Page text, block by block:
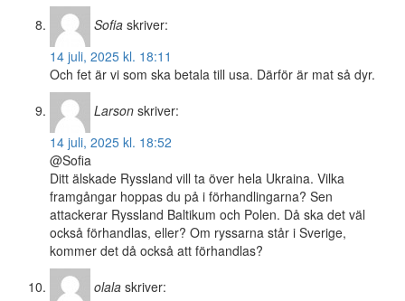
Sofia skriver:
14 juli, 2025 kl. 18:11
Och fet är vi som ska betala till usa. Därför är mat så dyr.
Larson skriver:
14 juli, 2025 kl. 18:52
@Sofia
Ditt älskade Ryssland vill ta över hela Ukraina. Vilka
framgångar hoppas du på i förhandlingarna? Sen
attackerar Ryssland Baltikum och Polen. Då ska det väl
också förhandlas, eller? Om ryssarna står i Sverige,
kommer det då också att förhandlas?
olala skriver: